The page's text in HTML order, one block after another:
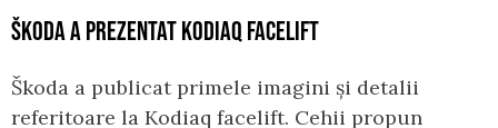
ŠKODA A PREZENTAT KODIAQ FACELIFT
Škoda a publicat primele imagini și detalii
referitoare la Kodiaq facelift. Cehii propun